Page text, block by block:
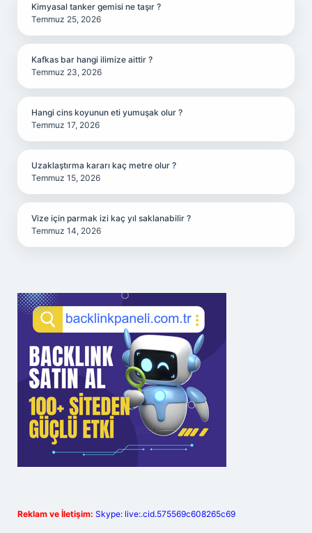
Kimyasal tanker gemisi ne taşır ?
Temmuz 25, 2026
Kafkas bar hangi ilimize aittir ?
Temmuz 23, 2026
Hangi cins koyunun eti yumuşak olur ?
Temmuz 17, 2026
Uzaklaştırma kararı kaç metre olur ?
Temmuz 15, 2026
Vize için parmak izi kaç yıl saklanabilir ?
Temmuz 14, 2026
Reklam ve İletişim: Skype: live:.cid.575569c608265c69